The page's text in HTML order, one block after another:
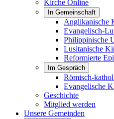
Kirche Online
In Gemeinschaft
Anglikanische
Evangelisch-
Philippinische
Lusitanische
Reformierte
Im Gespräch
Römisch-
Evangelische
Geschichte
Mitglied werden
Unsere Gemeinden